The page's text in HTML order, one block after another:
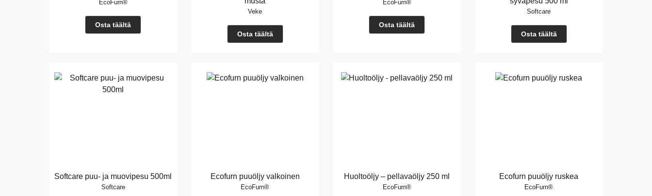
EcoFurn®
Osta täältä
Veke
Osta täältä
EcoFurn®
Osta täältä
Softcare
Osta täältä
Softcare puu- ja muovipesu 500ml
Softcare
Ecofurn puuöljy valkoinen
EcoFurn®
Huoltoöljy – pellavaöljy 250 ml
EcoFurn®
Ecofurn puuöljy ruskea
EcoFurn®